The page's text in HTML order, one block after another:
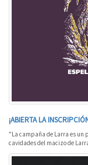
¡ABIERTA LA
"La campaña de Larra es un
cavidades del macizo de